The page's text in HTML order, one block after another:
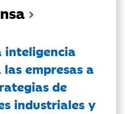
inteligencia
empresas a
de
industriales y